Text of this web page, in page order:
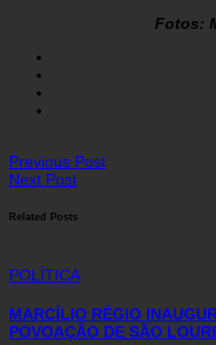
Fotos:
Previous Post
Next Post
Related Posts
POLÍTICA
MARCÍLIO RÉGIO
POVOAÇÃO DE SÃO